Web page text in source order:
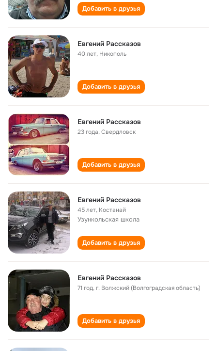
Добавить в друзья
Евгений Рассказов
40 лет, Никополь
Добавить в друзья
Евгений Рассказов
23 года,Свердловск
Добавить в друзья
Евгений Рассказов
45 лет, Костанай
Узункольская школа
Добавить в друзья
Евгений Рассказов
71 год,г. Волжский (Волгоградская область)
Добавить в друзья